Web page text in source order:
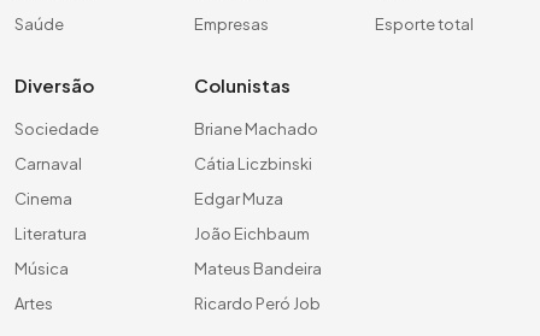
Saúde
Empresas
Esporte total
Diversão
Sociedade
Carnaval
Cinema
Literatura
Música
Artes
Colunistas
Briane Machado
Cátia Liczbinski
Edgar Muza
João Eichbaum
Mateus Bandeira
Ricardo Peró Job